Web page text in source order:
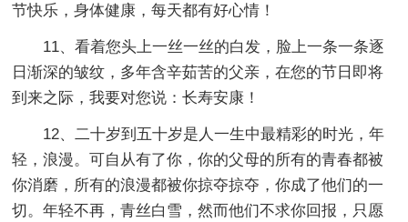
节快乐，身体健康，每天都有好心情！
11、看着您头上一丝一丝的白发，脸上一条一条逐
日渐深的皱纹，多年含辛茹苦的父亲，在您的节日即将
到来之际，我要对您说：长寿安康！
12、二十岁到五十岁是人一生中最精彩的时光，年
轻，浪漫。可自从有了你，你的父母的所有的青春都被
你消磨，所有的浪漫都被你掠夺掠夺，你成了他们的一
切。年轻不再，青丝白雪，然而他们不求你回报，只愿